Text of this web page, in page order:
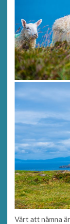
Värt att nämna